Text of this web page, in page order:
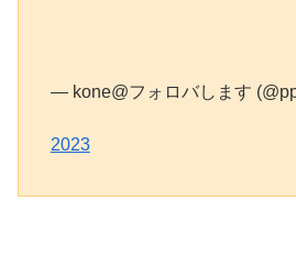
— kone@フォロバします
2023